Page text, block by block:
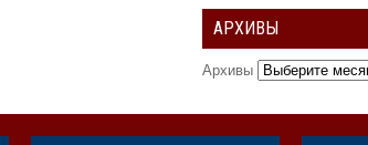
АРХИВЫ
Архивы